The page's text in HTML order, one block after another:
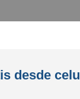
desde